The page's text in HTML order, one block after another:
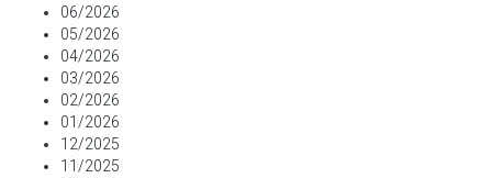
06/2026
05/2026
04/2026
03/2026
02/2026
01/2026
12/2025
11/2025